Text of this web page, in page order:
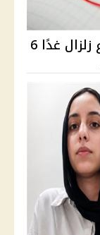
البحوث الفلكية تحسم مزاعم وقوع زلزال غدًا 6